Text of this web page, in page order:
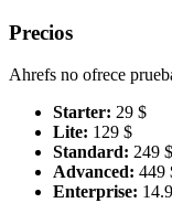
Precios
Ahrefs no ofrece
Starter: 29 $
Lite: 129 $
Standard: 249 $
Advanced: 449
Enterprise: